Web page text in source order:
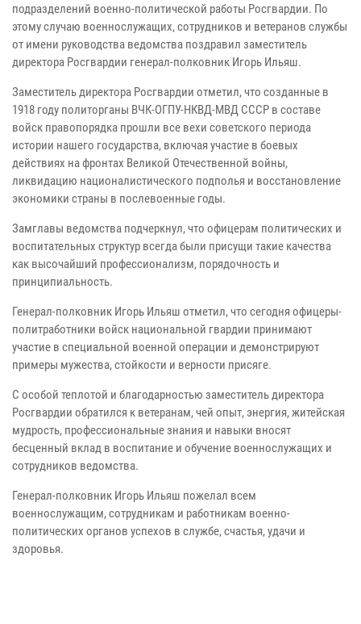
подразделений военно-политической работы Росгвардии. По
этому случаю военнослужащих, сотрудников и ветеранов службы
от имени руководства ведомства поздравил заместитель
директора Росгвардии генерал-полковник Игорь Ильяш.
Заместитель директора Росгвардии отметил, что созданные в
1918 году политорганы ВЧК-ОГПУ-НКВД-МВД СССР в составе
войск правопорядка прошли все вехи советского периода
истории нашего государства, включая участие в боевых
действиях на фронтах Великой Отечественной войны,
ликвидацию националистического подполья и восстановление
экономики страны в послевоенные годы.
Замглавы ведомства подчеркнул, что офицерам политических и
воспитательных структур всегда были присущи такие качества
как высочайший профессионализм, порядочность и
принципиальность.
Генерал-полковник Игорь Ильяш отметил, что сегодня офицеры-
политработники войск национальной гвардии принимают
участие в специальной военной операции и демонстрируют
примеры мужества, стойкости и верности присяге.
С особой теплотой и благодарностью заместитель директора
Росгвардии обратился к ветеранам, чей опыт, энергия, житейская
мудрость, профессиональные знания и навыки вносят
бесценный вклад в воспитание и обучение военнослужащих и
сотрудников ведомства.
Генерал-полковник Игорь Ильяш пожелал всем
военнослужащим, сотрудникам и работникам военно-
политических органов успехов в службе, счастья, удачи и
здоровья.